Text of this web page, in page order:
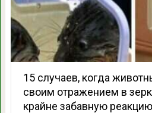
15 случаев, когда
своим отражением в
крайне забавную реакцию